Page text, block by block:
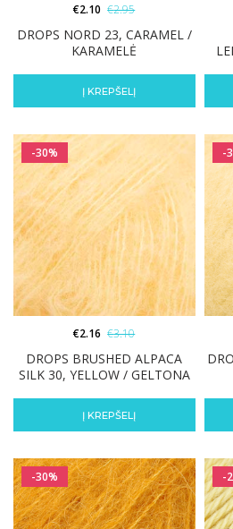
DROPS NORD 23, CARAMEL /
KARAMELĖ
€2.10 €2.95
Į KREPŠELĮ
-30%
DROPS BRUSHED ALPACA
SILK 30, YELLOW / GELTONA
€2.16 €3.10
Į KREPŠELĮ
-
-30% -